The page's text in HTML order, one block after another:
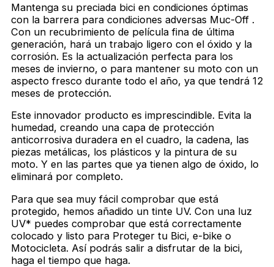
Mantenga su preciada bici en condiciones óptimas
con la barrera para condiciones adversas Muc-Off .
Con un recubrimiento de película fina de última
generación, hará un trabajo ligero con el óxido y la
corrosión. Es la actualización perfecta para los
meses de invierno, o para mantener su moto con un
aspecto fresco durante todo el año, ya que tendrá 12
meses de protección.
Este innovador producto es imprescindible. Evita la
humedad, creando una capa de protección
anticorrosiva duradera en el cuadro, la cadena, las
piezas metálicas, los plásticos y la pintura de su
moto. Y en las partes que ya tienen algo de óxido, lo
eliminará por completo.
Para que sea muy fácil comprobar que está
protegido, hemos añadido un tinte UV. Con una luz
UV* puedes comprobar que está correctamente
colocado y listo para Proteger tu Bici, e-bike o
Motocicleta. Así podrás salir a disfrutar de la bici,
haga el tiempo que haga.